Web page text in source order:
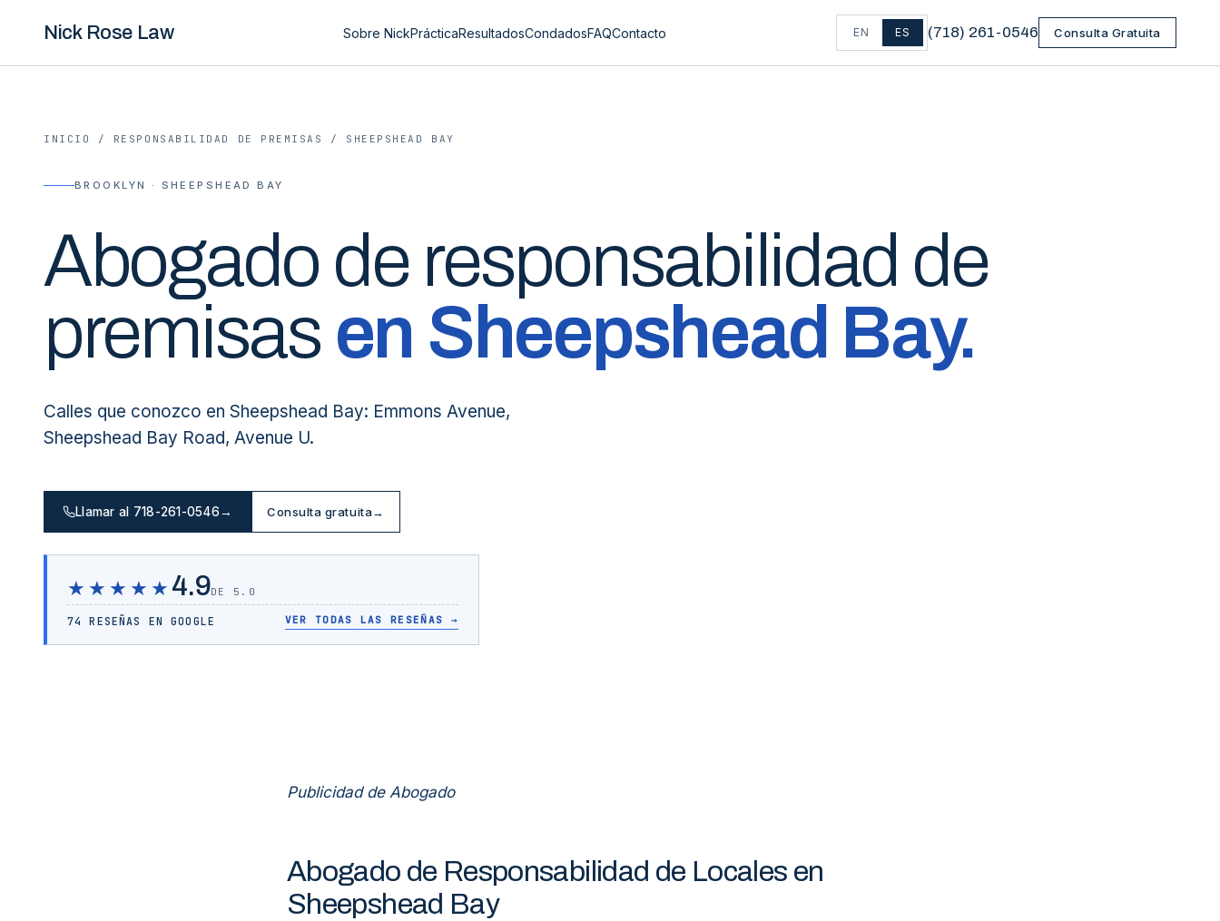
Nick Rose Law Sobre NickPrácticaResultadosCondadosFAQContacto EN ES (718) 261-0546 Consulta Gratuita
INICIO / RESPONSABILIDAD DE PREMISAS / SHEEPSHEAD BAY
BROOKLYN · SHEEPSHEAD BAY
Abogado de responsabilidad de
premisas en Sheepshead Bay.
Calles que conozco en Sheepshead Bay: Emmons Avenue,
Sheepshead Bay Road, Avenue U.
Llamar al 718-261-0546→ Consulta gratuita→
★★★★★ 4.9DE 5.0
74 RESEÑAS EN GOOGLE VER TODAS LAS RESEÑAS →
Publicidad de Abogado
Abogado de Responsabilidad de Locales en
Sheepshead Bay